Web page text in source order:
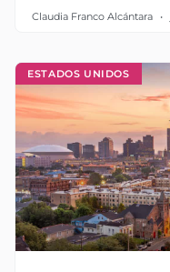
Claudia Franco Alcántara
ESTADOS UNIDOS